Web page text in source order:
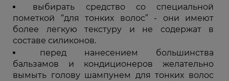
выбирать средство со специальной
пометкой “для тонких волос” - они имеют
более легкую текстуру и не содержат в
составе силиконов.
перед нанесением большинства
бальзамов и кондиционеров желательно
вымыть голову шампунем для тонких волос